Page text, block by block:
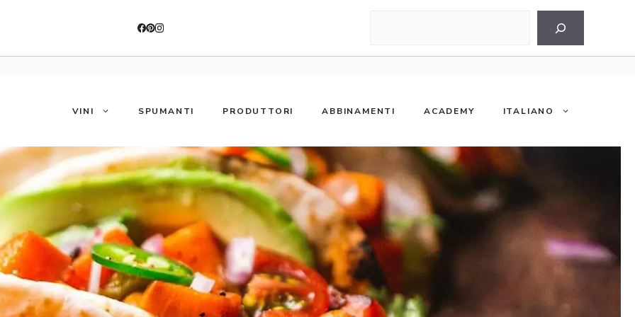
VINI SPUMANTI PRODUTTORI ABBINAMENTI ACADEMY ITALIANO